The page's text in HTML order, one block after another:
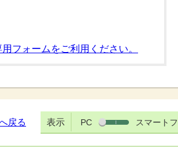
フォームをご利用ください。
戻る 表示 PC スマート